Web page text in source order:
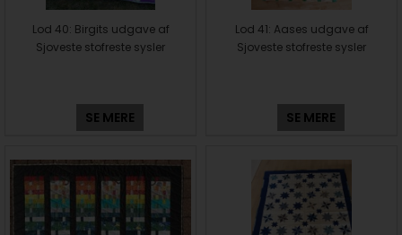
Lod 40: Birgits udgave af
Sjoveste stofreste sysler
SE MERE
Lod 41: Aases udgave af
Sjoveste stofreste sysler
SE MERE